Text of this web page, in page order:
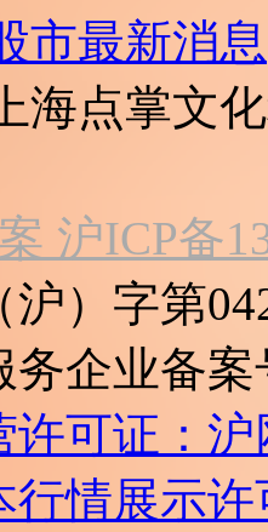
市最新消息
上海点掌文
沪ICP备
）字第
企业备案
许可证：
行情展示许